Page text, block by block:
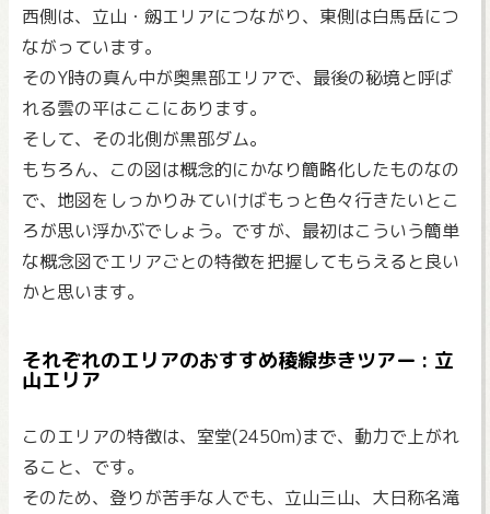
西側は、立山・劔エリアにつながり、東側は白馬岳につ
ながっています。
そのY時の真ん中が奥黒部エリアで、最後の秘境と呼ば
れる雲の平はここにあります。
そして、その北側が黒部ダム。
もちろん、この図は概念的にかなり簡略化したものなの
で、地図をしっかりみていけばもっと色々行きたいとこ
ろが思い浮かぶでしょう。ですが、最初はこういう簡単
な概念図でエリアごとの特徴を把握してもらえると良い
かと思います。
それぞれのエリアのおすすめ稜線歩きツアー : 立
山エリア
このエリアの特徴は、室堂(2450m)まで、動力で上がれ
ること、です。
そのため、登りが苦手な人でも、立山三山、大日称名滝